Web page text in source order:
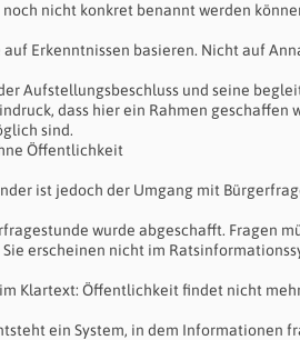
nicht konkret benannt werden
Erkenntnissen basieren. Nicht auf
Aufstellungsbeschluss und seine
dass hier ein Rahmen geschaffen
sind.
Öffentlichkeit
ist jedoch der Umgang mit
wurde abgeschafft. Fragen
erscheinen nicht im
Klartext: Öffentlichkeit findet nicht
ein System, in dem Informationen